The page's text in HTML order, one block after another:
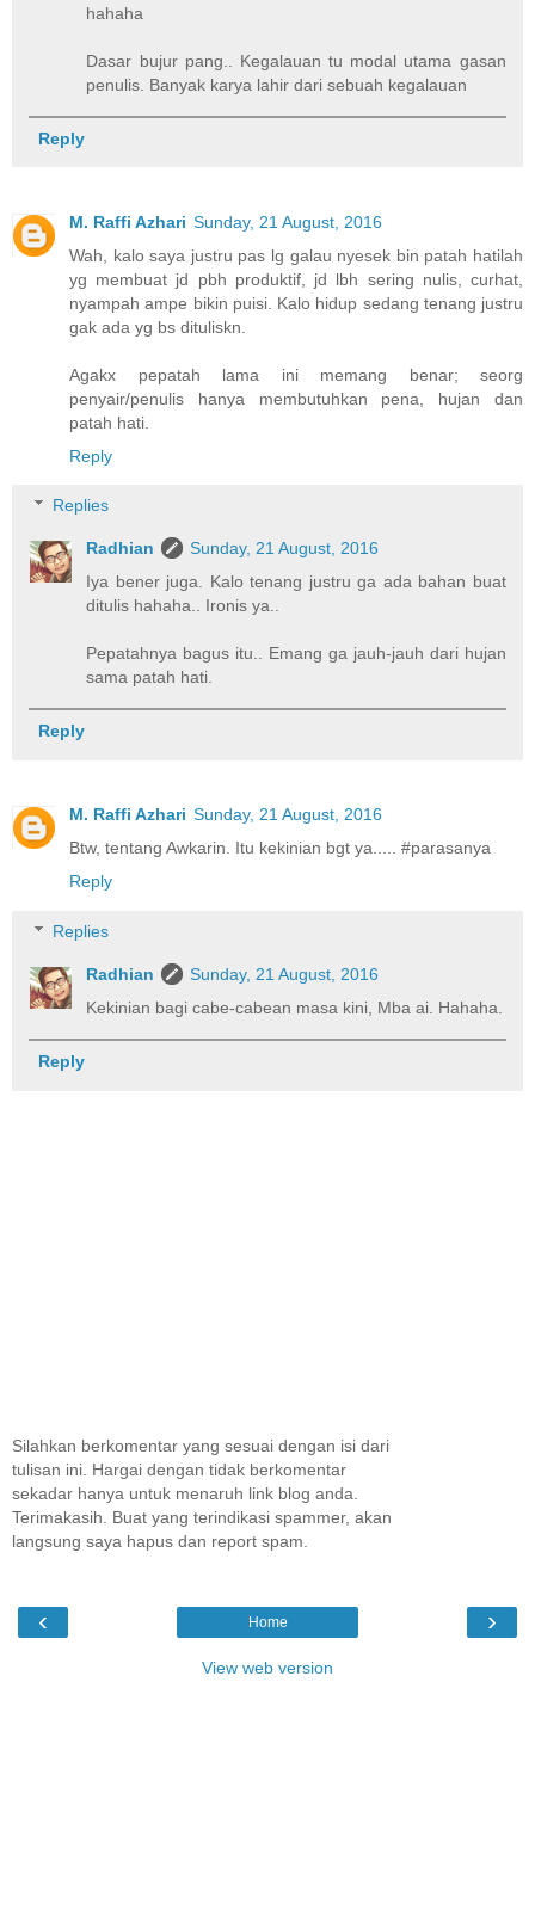
hahaha
Dasar bujur pang.. Kegalauan tu modal utama gasan
penulis. Banyak karya lahir dari sebuah kegalauan
Reply
M. Raffi Azhari Sunday, 21 August, 2016
Wah, kalo saya justru pas lg galau nyesek bin patah hatilah
yg membuat jd pbh produktif, jd lbh sering nulis, curhat,
nyampah ampe bikin puisi. Kalo hidup sedang tenang justru
gak ada yg bs dituliskn.
Agakx pepatah lama ini memang benar; seorg
penyair/penulis hanya membutuhkan pena, hujan dan
patah hati.
Reply
Replies
Radhian
Sunday, 21 August, 2016
Iya bener juga. Kalo tenang justru ga ada bahan buat
ditulis hahaha.. Ironis ya..
Pepatahnya bagus itu.. Emang ga jauh-jauh dari hujan
sama patah hati.
Reply
M. Raffi Azhari Sunday, 21 August, 2016
Btw, tentang Awkarin. Itu kekinian bgt ya..... #parasanya
Reply
Replies
Radhian
Sunday, 21 August, 2016
Kekinian bagi cabe-cabean masa kini, Mba ai. Hahaha.
Reply
Silahkan berkomentar yang sesuai dengan isi dari
tulisan ini. Hargai dengan tidak berkomentar
sekadar hanya untuk menaruh link blog anda.
Terimakasih. Buat yang terindikasi spammer, akan
langsung saya hapus dan report spam.
‹ ›
Home
View web version